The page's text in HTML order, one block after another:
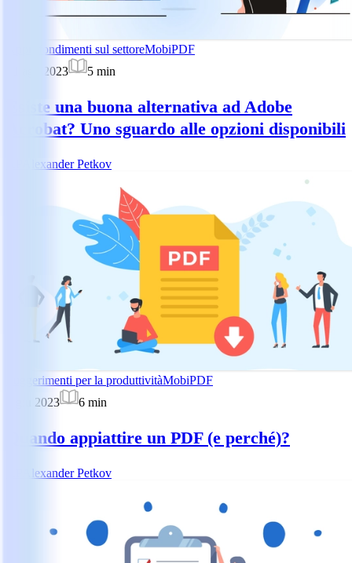
Approfondimenti sul settoreMobiPDF
21 ago 2023
5 min
Esiste una buona alternativa ad Adobe
Acrobat? Uno sguardo alle opzioni disponibili
Alexander Petkov
Suggerimenti per la produttivitàMobiPDF
5 giu 2023
6 min
Quando appiattire un PDF (e perché)?
Alexander Petkov